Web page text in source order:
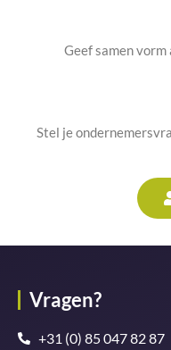
Geef samen
Stel je
Vragen?
+31 (0) 85 047 82 87